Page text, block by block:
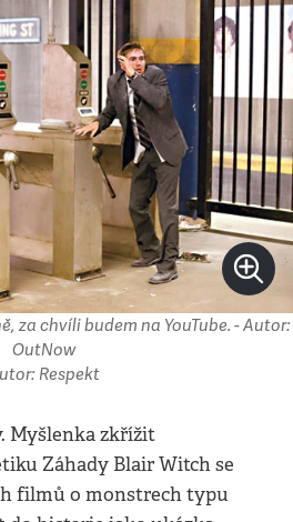
za chvíli budem na YouTube. - Autor:
OutNow
Respekt
Myšlenka zkřížit
Záhady Blair Witch se
filmů o monstrech typu